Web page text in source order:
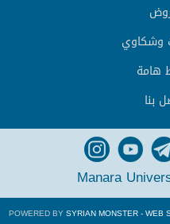
وشكاوي
هامة
بنا
POWERED BYSYRIAN MONSTER - WEB